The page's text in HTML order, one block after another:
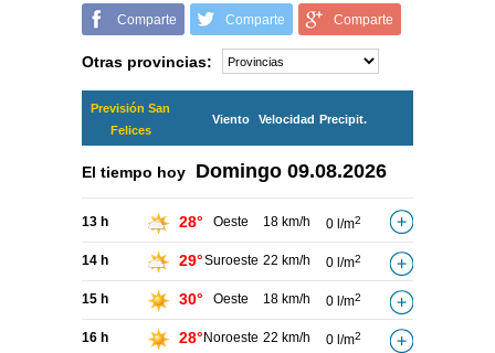
Comparte Comparte Comparte
Otras provincias:
Previsión San
Felices
Viento Velocidad Precipit.
El tiempo hoy Domingo 09.08.2026
13 h 28° Oeste 18 km/h 0 l/m2
14 h 29°Suroeste 22 km/h 0 l/m2
15 h 30° Oeste 18 km/h 0 l/m2
16 h 28° Noroeste 22 km/h 0 l/m2